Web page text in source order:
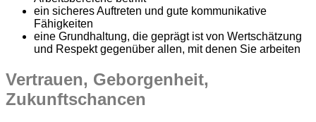
ein sicheres Auftreten und gute kommunikative
Fähigkeiten
eine Grundhaltung, die geprägt ist von Wertschätzung
und Respekt gegenüber allen, mit denen Sie arbeiten
Vertrauen, Geborgenheit,
Zukunftschancen